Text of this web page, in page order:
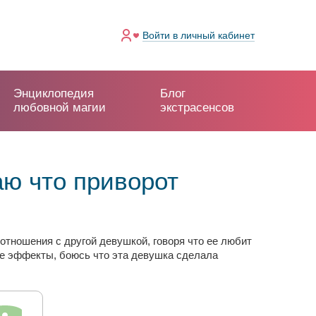
Войти в личный кабинет
Энциклопедия
любовной магии
Блог
экстрасенсов
что приворот
с другой девушкой, говоря что ее любит
эффекты, боюсь что эта девушка сделала